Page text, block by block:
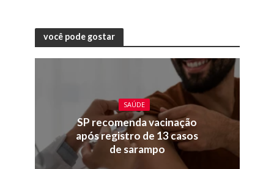
você pode gostar
SAÚDE
SP recomenda vacinação
após registro de 13 casos
de sarampo